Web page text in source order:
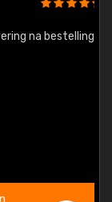
na bestelling"